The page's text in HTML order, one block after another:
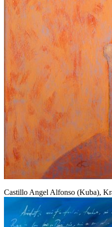
Castillo Angel Alfonso (Kuba),